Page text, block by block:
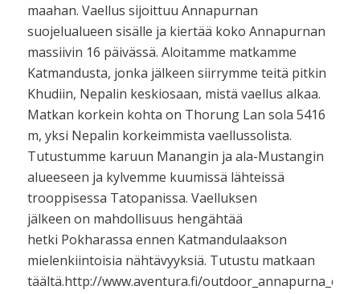
maahan. Vaellus sijoittuu Annapurnan
suojelualueen sisälle ja kiertää koko Annapurnan
massiivin 16 päivässä. Aloitamme matkamme
Katmandusta, jonka jälkeen siirrymme teitä pitkin
Khudiin, Nepalin keskiosaan, mistä vaellus alkaa.
Matkan korkein kohta on Thorung Lan sola 5416
m, yksi Nepalin korkeimmista vaellussolista.
Tutustumme karuun Manangin ja ala-Mustangin
alueeseen ja kylvemme kuumissä lähteissä
trooppisessa Tatopanissa. Vaelluksen
jälkeen on mahdollisuus hengähtää
hetki Pokharassa ennen Katmandulaakson
mielenkiintoisia nähtävyyksiä. Tutustu matkaan
täältä.http://www.aventura.fi/